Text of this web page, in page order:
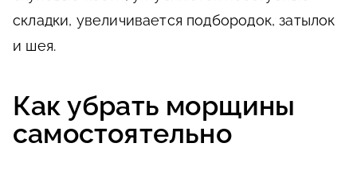
складки, увеличивается подбородок, затылок
и шея.
Как убрать морщины
самостоятельно